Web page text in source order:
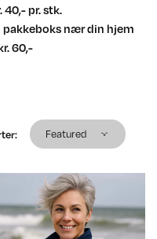
40,- pr. stk.
pakkeboks nær din hjem
60,-
: Featured